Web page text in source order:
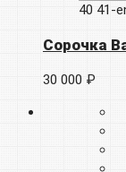
40 41-
Сорочка
30 000 ₽